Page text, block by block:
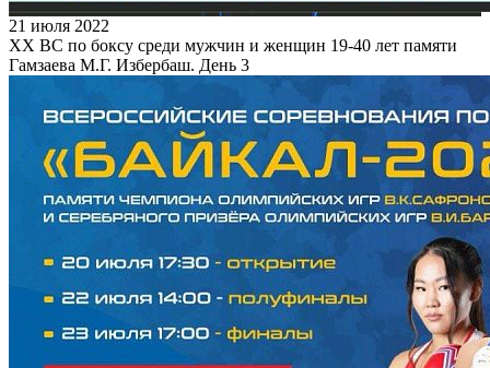
21 июля 2022
XX ВС по боксу среди мужчин и женщин 19-40 лет памяти
Гамзаева М.Г. Избербаш. День 3